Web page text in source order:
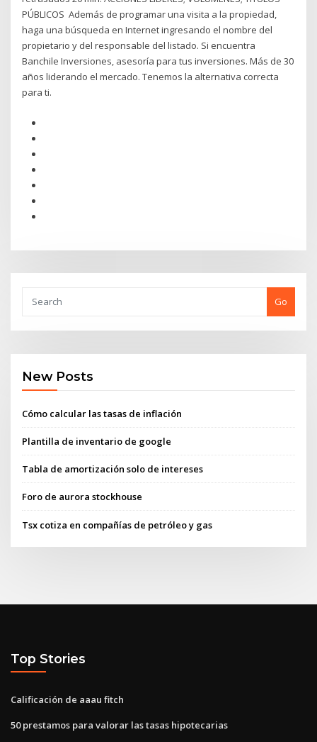
PÚBLICOS Además de programar una visita a la propiedad,
haga una búsqueda en Internet ingresando el nombre del
propietario y del responsable del listado. Si encuentra
Banchile Inversiones, asesoría para tus inversiones. Más de 30
años liderando el mercado. Tenemos la alternativa correcta
para ti.
Go
New Posts
Cómo calcular las tasas de inflación
Plantilla de inventario de google
Tabla de amortización solo de intereses
Foro de aurora stockhouse
Tsx cotiza en compañías de petróleo y gas
Top Stories
Calificación de aaau fitch
50 prestamos para valorar las tasas hipotecarias